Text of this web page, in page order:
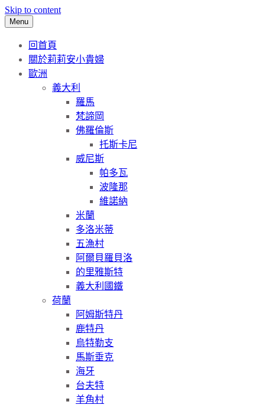
Skip to content
Menu
回首頁
關於莉莉安小貴婦
歐洲
義大利
羅馬
梵諦岡
佛羅倫斯
托斯卡尼
威尼斯
帕多瓦
波隆那
維諾納
米蘭
多洛米蒂
五漁村
阿爾貝羅貝洛
的里雅斯特
義大利國鐵
荷蘭
阿姆斯特丹
鹿特丹
烏特勒支
馬斯垂克
海牙
台夫特
羊角村